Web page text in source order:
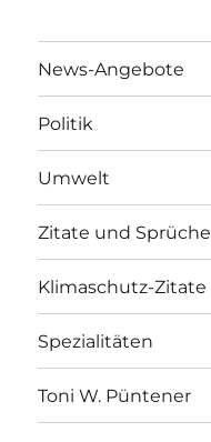
News-Angebote
Politik
Umwelt
Zitate und Sprüche
Klimaschutz-Zitate
Spezialitäten
Toni W. Püntener